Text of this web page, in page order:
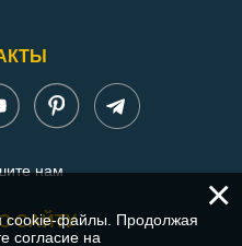
нам
САЙТУ
×
cookie-файлы. Продолжая
согласие на